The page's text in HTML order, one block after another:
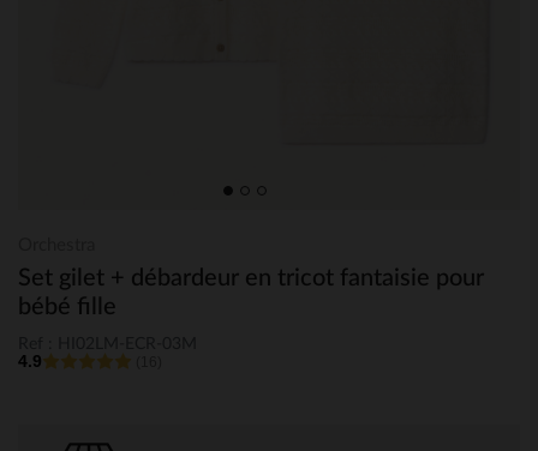
Set gilet + débardeur en tricot fantaisie pour
bébé fille
4.9